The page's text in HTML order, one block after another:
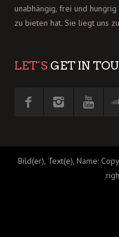
unabhängig, frei und
zu bieten hat. Sie liegt uns
LET´S GET IN
Bild(er), Text(e), Name: